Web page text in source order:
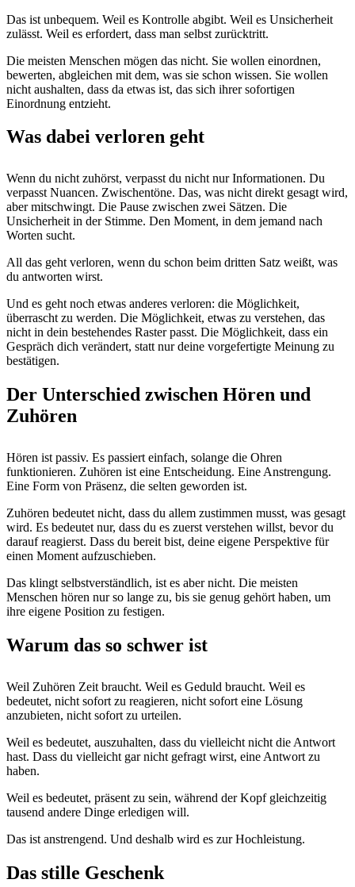
Das ist unbequem. Weil es Kontrolle abgibt. Weil es Unsicherheit
zulässt. Weil es erfordert, dass man selbst zurücktritt.
Die meisten Menschen mögen das nicht. Sie wollen einordnen,
bewerten, abgleichen mit dem, was sie schon wissen. Sie wollen
nicht aushalten, dass da etwas ist, das sich ihrer sofortigen
Einordnung entzieht.
Was dabei verloren geht
Wenn du nicht zuhörst, verpasst du nicht nur Informationen. Du
verpasst Nuancen. Zwischentöne. Das, was nicht direkt gesagt wird,
aber mitschwingt. Die Pause zwischen zwei Sätzen. Die
Unsicherheit in der Stimme. Den Moment, in dem jemand nach
Worten sucht.
All das geht verloren, wenn du schon beim dritten Satz weißt, was
du antworten wirst.
Und es geht noch etwas anderes verloren: die Möglichkeit,
überrascht zu werden. Die Möglichkeit, etwas zu verstehen, das
nicht in dein bestehendes Raster passt. Die Möglichkeit, dass ein
Gespräch dich verändert, statt nur deine vorgefertigte Meinung zu
bestätigen.
Der Unterschied zwischen Hören und
Zuhören
Hören ist passiv. Es passiert einfach, solange die Ohren
funktionieren. Zuhören ist eine Entscheidung. Eine Anstrengung.
Eine Form von Präsenz, die selten geworden ist.
Zuhören bedeutet nicht, dass du allem zustimmen musst, was gesagt
wird. Es bedeutet nur, dass du es zuerst verstehen willst, bevor du
darauf reagierst. Dass du bereit bist, deine eigene Perspektive für
einen Moment aufzuschieben.
Das klingt selbstverständlich, ist es aber nicht. Die meisten
Menschen hören nur so lange zu, bis sie genug gehört haben, um
ihre eigene Position zu festigen.
Warum das so schwer ist
Weil Zuhören Zeit braucht. Weil es Geduld braucht. Weil es
bedeutet, nicht sofort zu reagieren, nicht sofort eine Lösung
anzubieten, nicht sofort zu urteilen.
Weil es bedeutet, auszuhalten, dass du vielleicht nicht die Antwort
hast. Dass du vielleicht gar nicht gefragt wirst, eine Antwort zu
haben.
Weil es bedeutet, präsent zu sein, während der Kopf gleichzeitig
tausend andere Dinge erledigen will.
Das ist anstrengend. Und deshalb wird es zur Hochleistung.
Das stille Geschenk